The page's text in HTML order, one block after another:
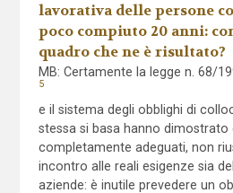
lavorativa delle persone
poco compiuto 20 anni:
quadro che ne è risultato?
MB: Certamente la legge n. 68/
5
e il sistema degli obblighi di
stessa si basa hanno dimostrato
completamente adeguati, non
incontro alle reali esigenze sia
aziende: è inutile prevedere un